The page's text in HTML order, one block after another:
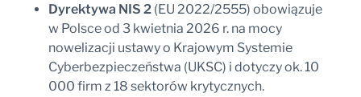
Dyrektywa NIS 2 (EU 2022/2555) obowiązuje
w Polsce od 3 kwietnia 2026 r. na mocy
nowelizacji ustawy o Krajowym Systemie
Cyberbezpieczeństwa (UKSC) i dotyczy ok. 10
000 firm z 18 sektorów krytycznych.